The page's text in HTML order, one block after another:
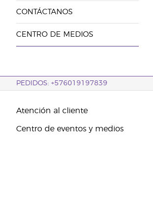
CONTÁCTANOS
CENTRO DE MEDIOS
PEDIDOS: +576019197839
Atención al cliente
Centro de eventos y medios